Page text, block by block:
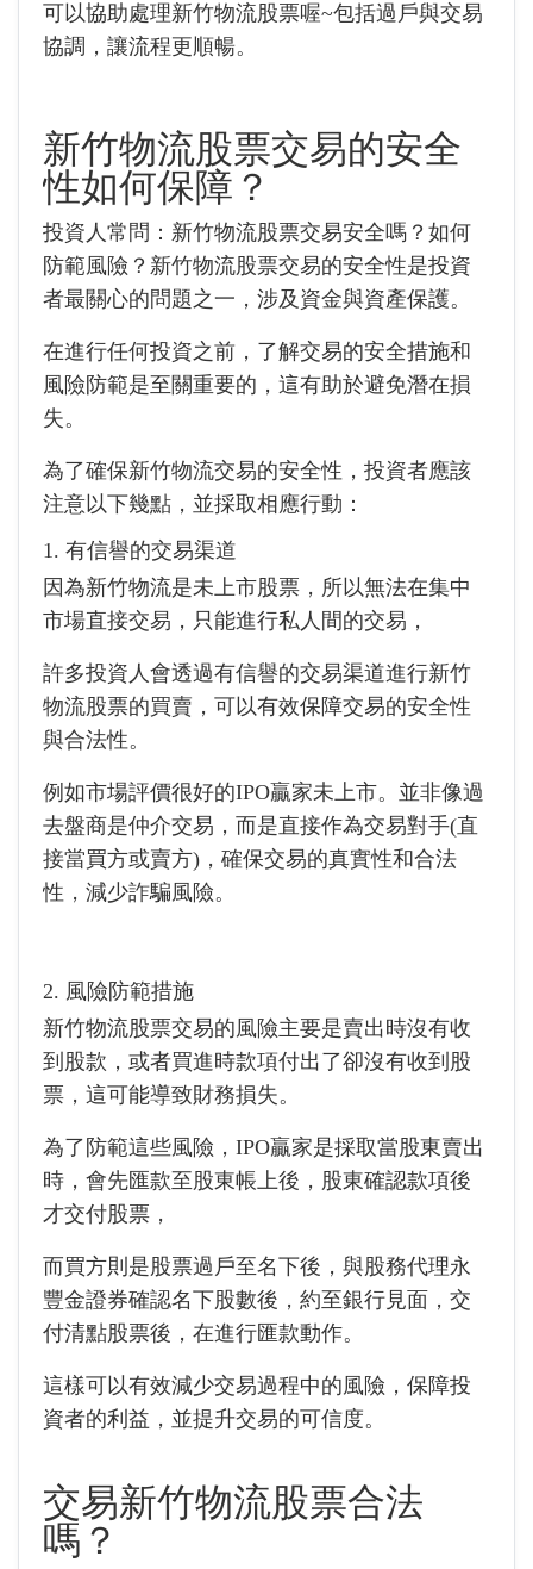
可以協助處理新竹物流股票喔~包括過戶與交易
協調，讓流程更順暢。
新竹物流股票交易的安全
性如何保障？
投資人常問：新竹物流股票交易安全嗎？如何
防範風險？新竹物流股票交易的安全性是投資
者最關心的問題之一，涉及資金與資產保護。
在進行任何投資之前，了解交易的安全措施和
風險防範是至關重要的，這有助於避免潛在損
失。
為了確保新竹物流交易的安全性，投資者應該
注意以下幾點，並採取相應行動：
1. 有信譽的交易渠道
因為新竹物流是未上市股票，所以無法在集中
市場直接交易，只能進行私人間的交易，
許多投資人會透過有信譽的交易渠道進行新竹
物流股票的買賣，可以有效保障交易的安全性
與合法性。
例如市場評價很好的IPO贏家未上市。並非像過
去盤商是仲介交易，而是直接作為交易對手(直
接當買方或賣方)，確保交易的真實性和合法
性，減少詐騙風險。
2. 風險防範措施
新竹物流股票交易的風險主要是賣出時沒有收
到股款，或者買進時款項付出了卻沒有收到股
票，這可能導致財務損失。
為了防範這些風險，IPO贏家是採取當股東賣出
時，會先匯款至股東帳上後，股東確認款項後
才交付股票，
而買方則是股票過戶至名下後，與股務代理永
豐金證券確認名下股數後，約至銀行見面，交
付清點股票後，在進行匯款動作。
這樣可以有效減少交易過程中的風險，保障投
資者的利益，並提升交易的可信度。
交易新竹物流股票合法
嗎？